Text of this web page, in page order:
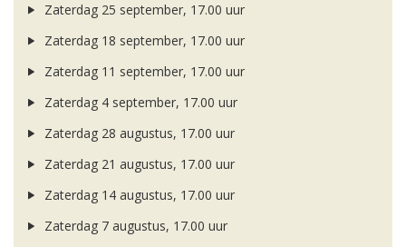
Zaterdag 25 september, 17.00 uur
Zaterdag 18 september, 17.00 uur
Zaterdag 11 september, 17.00 uur
Zaterdag 4 september, 17.00 uur
Zaterdag 28 augustus, 17.00 uur
Zaterdag 21 augustus, 17.00 uur
Zaterdag 14 augustus, 17.00 uur
Zaterdag 7 augustus, 17.00 uur